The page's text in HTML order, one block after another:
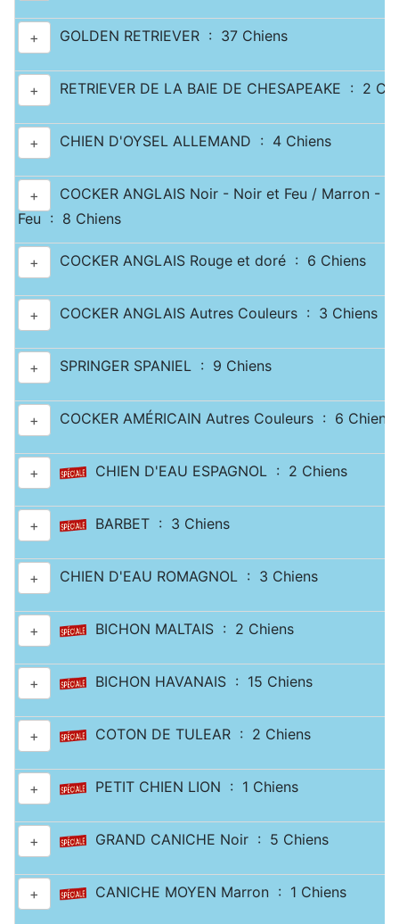
+ GOLDEN RETRIEVER : 37 Chiens
+ RETRIEVER DE LA BAIE DE CHESAPEAKE : 2
+ CHIEN D'OYSEL ALLEMAND : 4 Chiens
+
COCKER ANGLAIS Noir - Noir et Feu / Marron -
Feu : 8 Chiens
+ COCKER ANGLAIS Rouge et doré : 6 Chiens
+ COCKER ANGLAIS Autres Couleurs : 3 Chiens
+ SPRINGER SPANIEL : 9 Chiens
+ COCKER AMÉRICAIN Autres Couleurs : 6 Chiens
+ CHIEN D'EAU ESPAGNOL : 2 Chiens
+ BARBET : 3 Chiens
+ CHIEN D'EAU ROMAGNOL : 3 Chiens
+ BICHON MALTAIS : 2 Chiens
+ BICHON HAVANAIS : 15 Chiens
+ COTON DE TULEAR : 2 Chiens
+ PETIT CHIEN LION : 1 Chiens
+ GRAND CANICHE Noir : 5 Chiens
+ CANICHE MOYEN Marron : 1 Chiens